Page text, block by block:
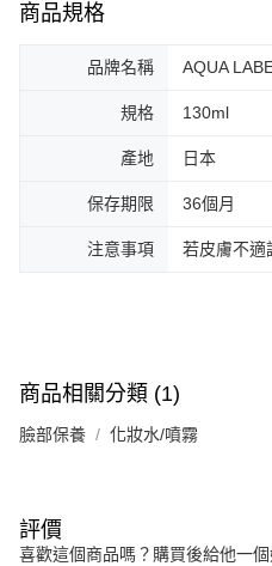
商品規格
品牌名稱 AQUA
規格 130ml
產地 日本
保存期限 36個月
注意事項 若皮膚不適
商品相關分類 (1)
臉部保養 化妝水/噴霧
評價
喜歡這個商品嗎？購買後給他一